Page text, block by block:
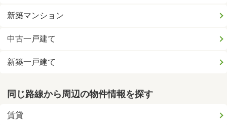
新築マンション
中古一戸建て
新築一戸建て
同じ路線から周辺の物件情報を探す
賃貸